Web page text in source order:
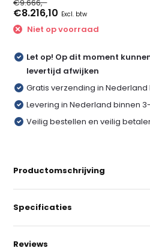
€9.666,-
€8.216,10 Excl. btw
Niet op voorraad
Let op! Op dit moment
levertijd afwijken
Gratis verzending in
Levering in Nederland binnen
Veilig bestellen en veilig
Productomschrijving
Specificaties
Reviews